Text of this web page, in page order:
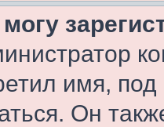
имя,
Он